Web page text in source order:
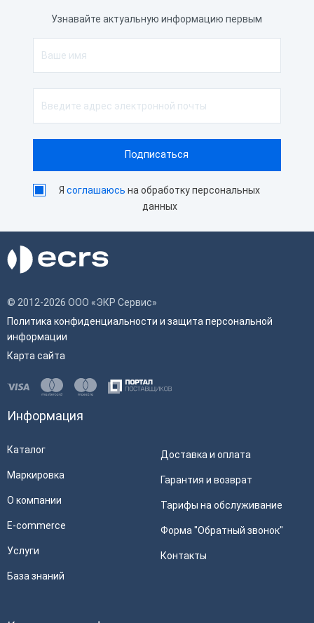
Узнавайте актуальную информацию первым
Ясоглашаюсь на обработку персональных
данных
© 2012-2026 ООО «ЭКР Сервис»
Политика конфиденциальности и защита персональной
информации
Карта сайта
Информация
Каталог
Маркировка
О компании
E-commerce
Услуги
База знаний
Доставка и оплата
Гарантия и возврат
Тарифы на обслуживание
Форма "Обратный звонок"
Контакты